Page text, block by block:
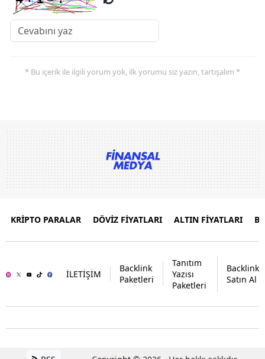
* Bu içerik ile ilgili yorum yok, ilk yorumu siz yazın, tartışalım *
KRİPTO PARALAR DÖVİZ FİYATLARI ALTIN FİYATLARI
İLETİŞİM
Backlink
Paketleri
Tanıtım
Yazısı
Paketleri
Backlink
Satın Al